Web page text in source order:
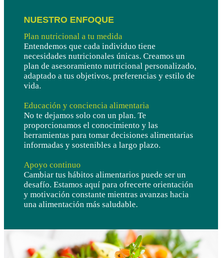
NUESTRO ENFOQUE
Plan nutricional a tu medida
Entendemos que cada individuo tiene
necesidades nutricionales únicas. Creamos un
plan de asesoramiento nutricional personalizado,
adaptado a tus objetivos, preferencias y estilo de
vida.
Educación y conciencia alimentaria
No te dejamos solo con un plan. Te
proporcionamos el conocimiento y las
herramientas para tomar decisiones alimentarias
informadas y sostenibles a largo plazo.
Apoyo continuo
Cambiar tus hábitos alimentarios puede ser un
desafío. Estamos aquí para ofrecerte orientación
y motivación constante mientras avanzas hacia
una alimentación más saludable.